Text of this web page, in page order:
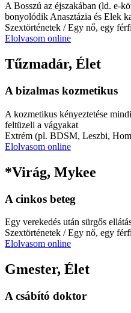
A Bosszú az éjszakában (ld. e-
bonyolódik Anasztázia és Elek
Szextörténetek / Egy nő, egy férfi
Elolvasom online
Tűzmadár, Élet
A bizalmas kozmetikus
A kozmetikus kényeztetése
feltüzeli a vágyakat
Extrém (pl. BDSM, Leszbi,
Elolvasom online
*Virág, Mykee
A cinkos beteg
Egy verekedés után sürgős
Szextörténetek / Egy nő, egy férfi
Elolvasom online
Gmester, Élet
A csábító doktor